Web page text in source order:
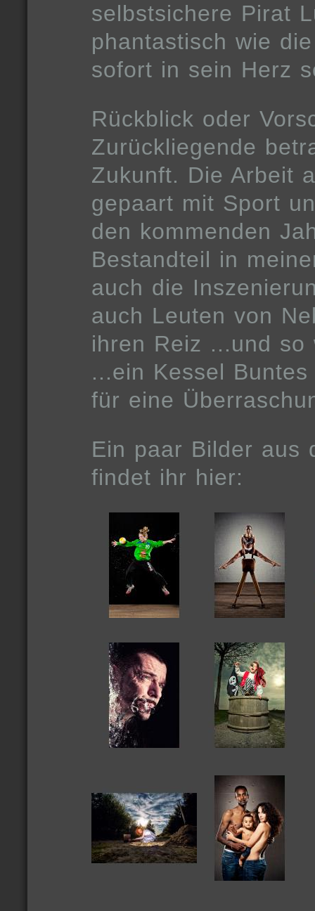
selbstsichere Pirat
phantastisch wie
sofort in sein Herz
Rückblick oder
Zurückliegende
Zukunft. Die Arbeit
gepaart mit Sport
den kommenden
Bestandteil in
auch die
auch Leuten von
ihren Reiz ...und
...ein Kessel
für eine
Ein paar Bilder aus
findet ihr hier: